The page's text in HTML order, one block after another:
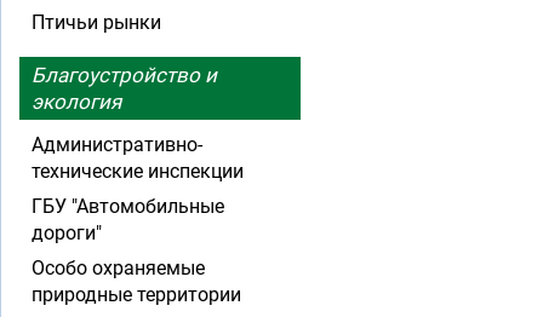
Птичьи рынки
Благоустройство и
экология
Административно-
технические инспекции
ГБУ "Автомобильные
дороги"
Особо охраняемые
природные территории